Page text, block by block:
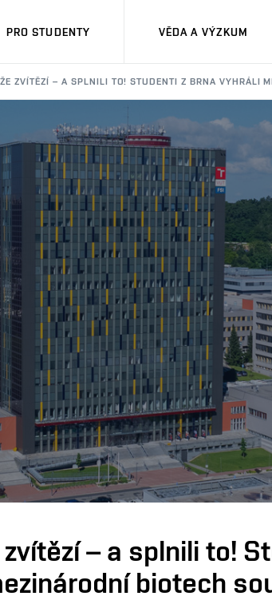
PRO STUDENTY VĚDA A VÝZKUM
ZVÍTĚZÍ – A SPLNILI TO! STUDENTI Z BRNA VYHRÁLI
– a splnili to!
biotech